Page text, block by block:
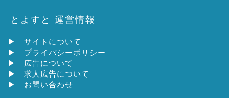
とよすと 運営情報
▶ サイトについて
▶ プライバシーポリシー
▶ 広告について
▶ 求人広告について
▶ お問い合わせ